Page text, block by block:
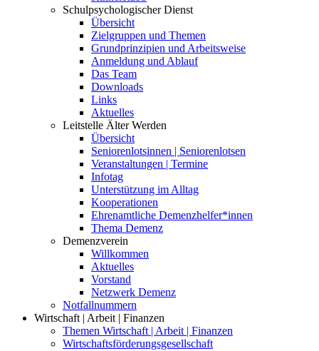
Schulpsychologischer Dienst
Übersicht
Zielgruppen und Themen
Grundprinzipien und Arbeitsweise
Anmeldung und Ablauf
Das Team
Downloads
Links
Aktuelles
Leitstelle Älter Werden
Übersicht
Seniorenlotsinnen | Seniorenlotsen
Veranstaltungen | Termine
Infotag
Unterstützung im Alltag
Kooperationen
Ehrenamtliche Demenzhelfer*innen
Thema Demenz
Demenzverein
Willkommen
Aktuelles
Vorstand
Netzwerk Demenz
Notfallnummern
Wirtschaft | Arbeit | Finanzen
Themen Wirtschaft | Arbeit | Finanzen
Wirtschaftsförderungsgesellschaft